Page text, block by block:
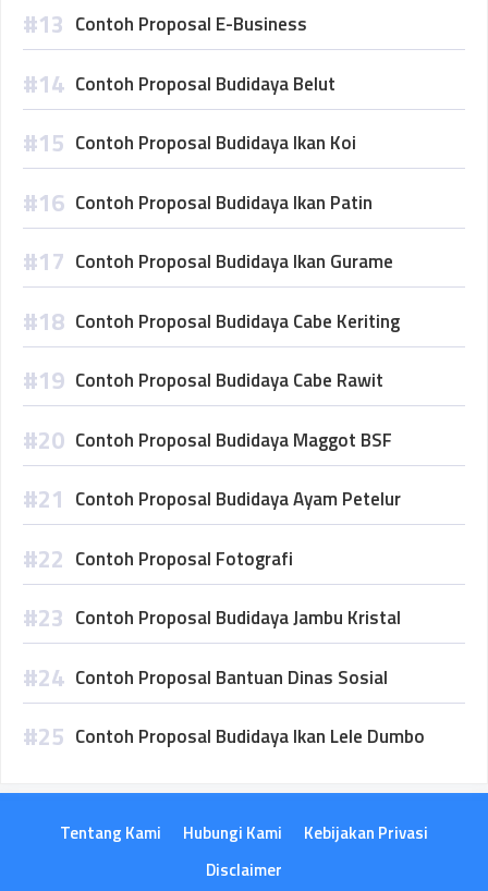
Contoh Proposal E-Business
Contoh Proposal Budidaya Belut
Contoh Proposal Budidaya Ikan Koi
Contoh Proposal Budidaya Ikan Patin
Contoh Proposal Budidaya Ikan Gurame
Contoh Proposal Budidaya Cabe Keriting
Contoh Proposal Budidaya Cabe Rawit
Contoh Proposal Budidaya Maggot BSF
Contoh Proposal Budidaya Ayam Petelur
Contoh Proposal Fotografi
Contoh Proposal Budidaya Jambu Kristal
Contoh Proposal Bantuan Dinas Sosial
Contoh Proposal Budidaya Ikan Lele Dumbo
Tentang Kami Hubungi Kami
Kebijakan Privasi
Disclaimer